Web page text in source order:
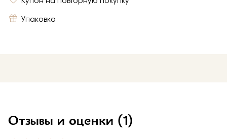
Упаковка
Отзывы и оценки (1)